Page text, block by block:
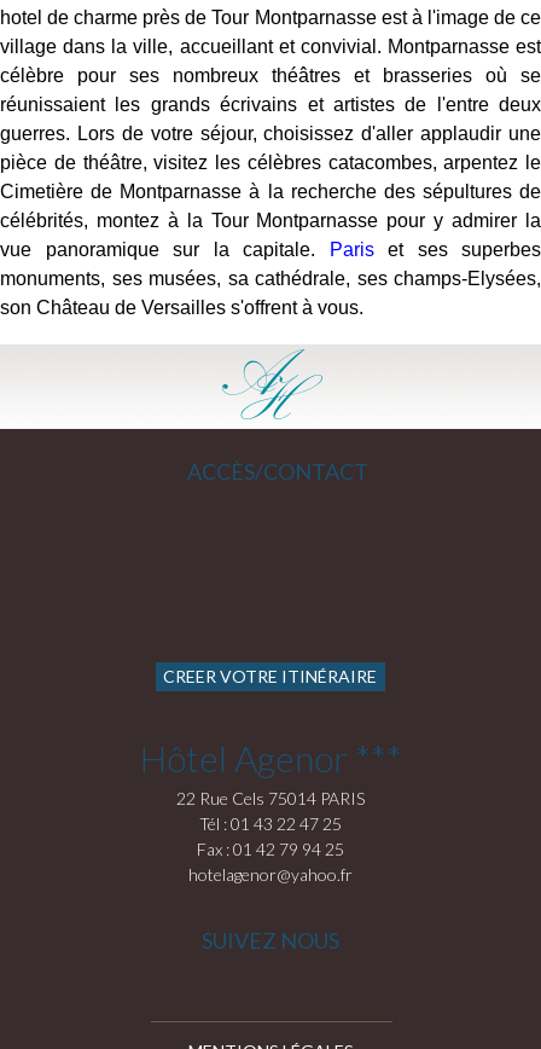
hotel de charme près de Tour Montparnasse est à l'image de ce
village dans la ville, accueillant et convivial. Montparnasse est
célèbre pour ses nombreux théâtres et brasseries où se
réunissaient les grands écrivains et artistes de l'entre deux
guerres. Lors de votre séjour, choisissez d'aller applaudir une
pièce de théâtre, visitez les célèbres catacombes, arpentez le
Cimetière de Montparnasse à la recherche des sépultures de
célébrités, montez à la Tour Montparnasse pour y admirer la
vue panoramique sur la capitale.
Pariset ses superbes
monuments, ses musées, sa cathédrale, ses champs-Elysées,
son Château de Versailles s'offrent à vous.
ACCÈS/CONTACT
CREER VOTRE ITINÉRAIRE
Hôtel Agenor ***
22 Rue Cels 75014 PARIS
Tél : 01 43 22 47 25
Fax : 01 42 79 94 25
hotelagenor@yahoo.fr
SUIVEZ NOUS